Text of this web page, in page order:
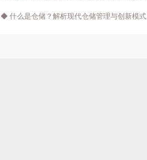
◆ 什么是仓储？解析现代仓储管理与创新模式